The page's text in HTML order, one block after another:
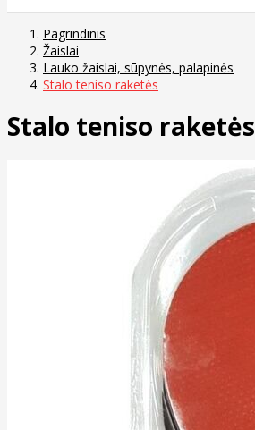
Pagrindinis
Žaislai
Lauko žaislai, sūpynės, palapinės
Stalo teniso raketės
Stalo teniso raketės